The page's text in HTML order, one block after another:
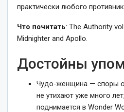
практически любого
Что почитать: The Authority
Midnighter and Apollo.
Достойны
Чудо-женщина — споры о
не утихают уже много
поднимается в Wonder